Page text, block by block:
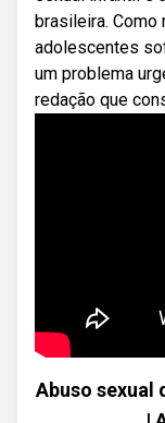
brasileira. Como
adolescentes
um problema
redação que
Abuso sexual